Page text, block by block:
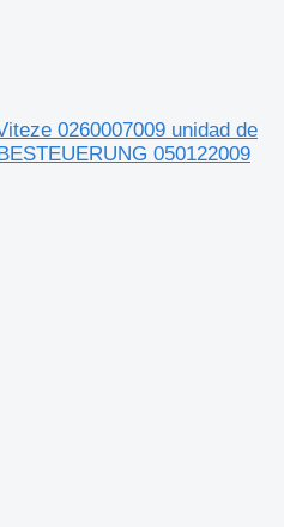
0260007009 unidad de
050122009